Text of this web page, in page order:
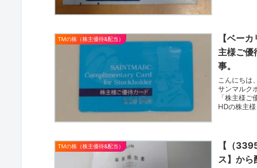
TMの株（株主優待&配当）
【ベー
主様ご優
事。
こんにちは
サンマルク
「株主様
HDの株主
TMの株（株主優待&配当）
【（
ス】か